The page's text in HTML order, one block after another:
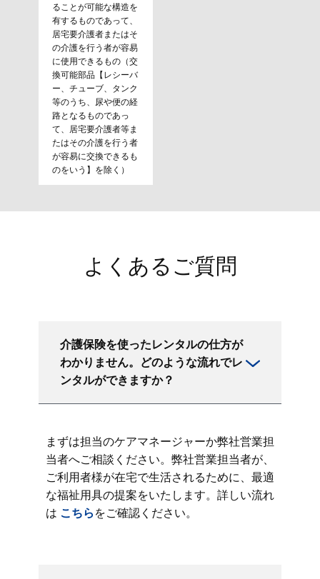
ることが可能な構造を
有するものであって、
居宅要介護者またはそ
の介護を行う者が容易
に使用できるもの（交
換可能部品【レシーバ
ー、チューブ、タンク
等のうち、尿や便の経
路となるものであっ
て、居宅要介護者等ま
たはその介護を行う者
が容易に交換できるも
のをいう】を除く）
よくあるご質問
介護保険を使ったレンタルの仕方が
わかりません。どのような流れでレ
ンタルができますか？
まずは担当のケアマネージャーか弊社営業担
当者へご相談ください。弊社営業担当者が、
ご利用者様が在宅で生活されるために、最適
な福祉用具の提案をいたします。詳しい流れ
は こちらをご確認ください。